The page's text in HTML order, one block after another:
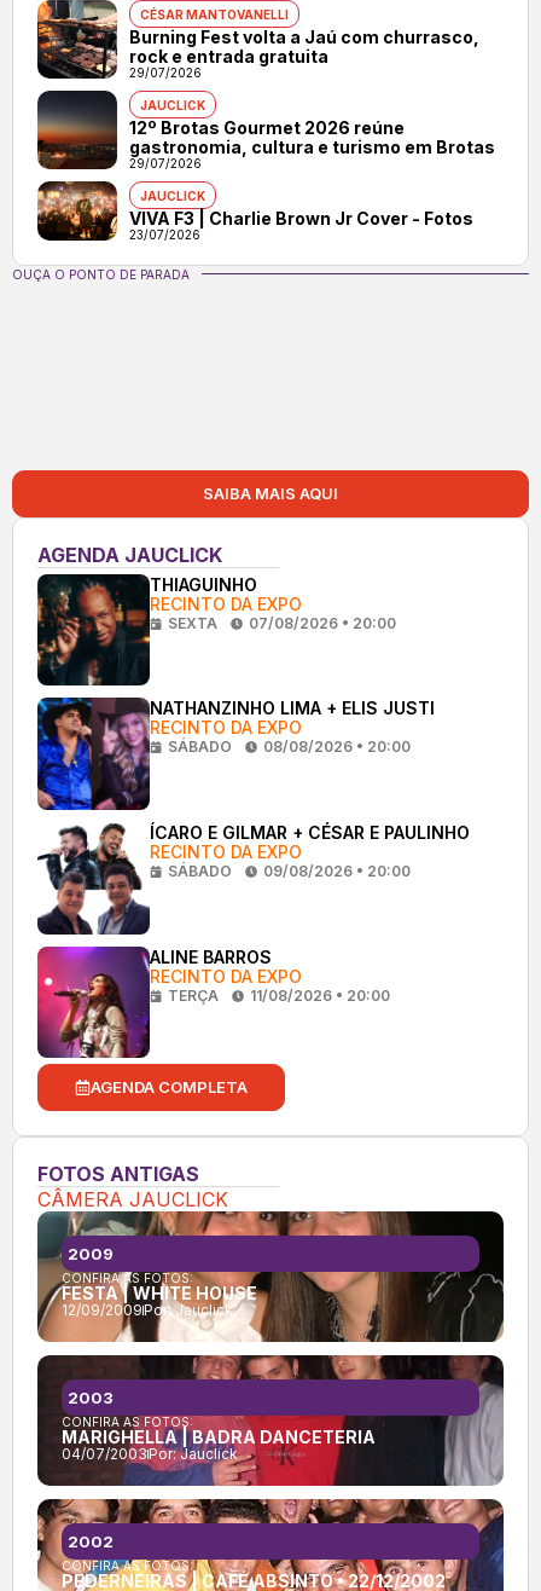
CÉSAR MANTOVANELLI
Burning Fest volta a Jaú com churrasco,
rock e entrada gratuita
29/07/2026
JAUCLICK
12º Brotas Gourmet 2026 reúne
gastronomia, cultura e turismo em Brotas
29/07/2026
JAUCLICK
VIVA F3 | Charlie Brown Jr Cover - Fotos
23/07/2026
OUÇA O PONTO DE PARADA
SAIBA MAIS AQUI
AGENDA JAUCLICK
THIAGUINHO
RECINTO DA EXPO
SEXTA 07/08/2026 • 20:00
NATHANZINHO LIMA + ELIS JUSTI
RECINTO DA EXPO
SÁBADO 08/08/2026 • 20:00
ÍCARO E GILMAR + CÉSAR E PAULINHO
RECINTO DA EXPO
SÁBADO 09/08/2026 • 20:00
ALINE BARROS
RECINTO DA EXPO
TERÇA 11/08/2026 • 20:00
AGENDA COMPLETA
FOTOS ANTIGAS
CÂMERA JAUCLICK
CONFIRA AS FOTOS:
FESTA | WHITE HOUSE
12/09/2009Por:Jauclick
2009
CONFIRA AS FOTOS:
MARIGHELLA | BADRA DANCETERIA
04/07/2003Por:Jauclick
2003
CONFIRA AS FOTOS:
PEDERNEIRAS | CAFÉ ABSINTO • 22/12/2002
2002